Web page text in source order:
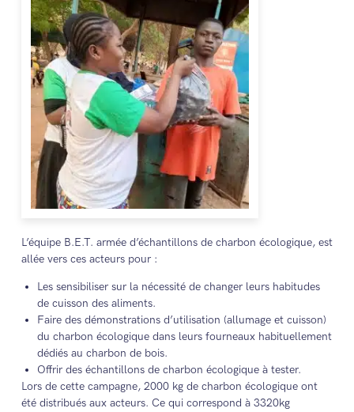
L’équipe B.E.T. armée d’échantillons de charbon écologique, est
allée vers ces acteurs pour :
Les sensibiliser sur la nécessité de changer leurs habitudes
de cuisson des aliments.
Faire des démonstrations d’utilisation (allumage et cuisson)
du charbon écologique dans leurs fourneaux habituellement
dédiés au charbon de bois.
Offrir des échantillons de charbon écologique à tester.
Lors de cette campagne, 2000 kg de charbon écologique ont
été distribués aux acteurs. Ce qui correspond à 3320kg